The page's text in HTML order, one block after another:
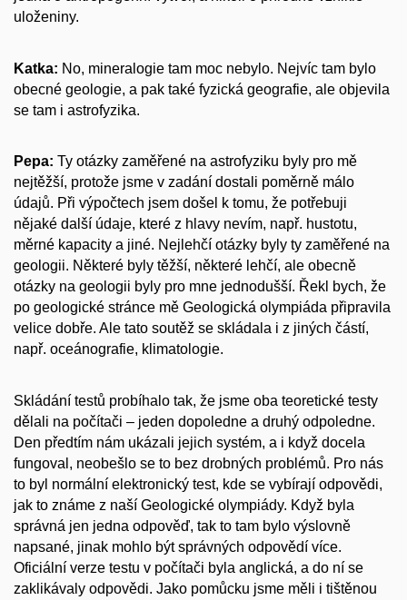
uloženiny.
Katka: No, mineralogie tam moc nebylo. Nejvíc tam bylo
obecné geologie, a pak také fyzická geografie, ale objevila
se tam i astrofyzika.
Pepa: Ty otázky zaměřené na astrofyziku byly pro mě
nejtěžší, protože jsme v zadání dostali poměrně málo
údajů. Při výpočtech jsem došel k tomu, že potřebuji
nějaké další údaje, které z hlavy nevím, např. hustotu,
měrné kapacity a jiné. Nejlehčí otázky byly ty zaměřené na
geologii. Některé byly těžší, některé lehčí, ale obecně
otázky na geologii byly pro mne jednodušší. Řekl bych, že
po geologické stránce mě Geologická olympiáda připravila
velice dobře. Ale tato soutěž se skládala i z jiných částí,
např. oceánografie, klimatologie.
Skládání testů probíhalo tak, že jsme oba teoretické testy
dělali na počítači – jeden dopoledne a druhý odpoledne.
Den předtím nám ukázali jejich systém, a i když docela
fungoval, neobešlo se to bez drobných problémů. Pro nás
to byl normální elektronický test, kde se vybírají odpovědi,
jak to známe z naší Geologické olympiády. Když byla
správná jen jedna odpověď, tak to tam bylo výslovně
napsané, jinak mohlo být správných odpovědí více.
Oficiální verze testu v počítači byla anglická, a do ní se
zaklikávaly odpovědi. Jako pomůcku jsme měli i tištěnou